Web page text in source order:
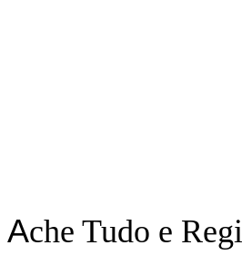
Ache Tudo e